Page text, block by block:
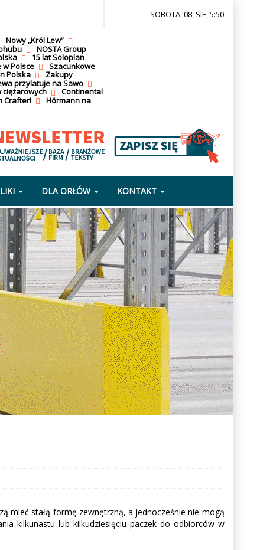
Nowy „Król Lew”
NOSTA Group
15 lat Soloplan
Polsce
Szacunkowe
Polska
Zakupy
przylatuje na Sawo
ciężarowych
Continental
Crafter!
Hörmann na
SOBOTA, 08, SIE, 5:50
DLA ORŁÓW KONTAKT
mieć stałą formę zewnętrzną, a jednocześnie nie mogą
kilkunastu lub kilkudziesięciu paczek do odbiorców w